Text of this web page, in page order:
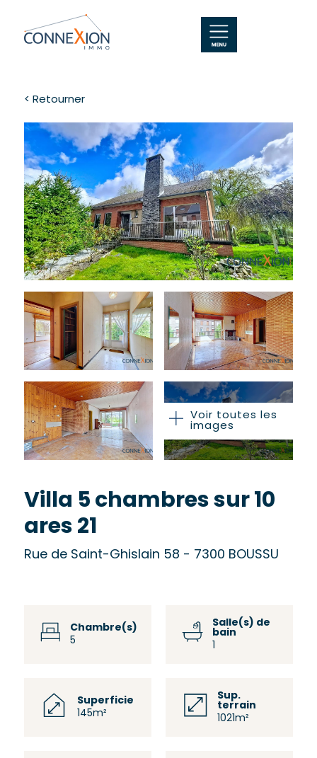
< Retourner
Voir toutes les
images
Villa 5 chambres sur 10
ares 21
Rue de Saint-Ghislain 58 - 7300 BOUSSU
Chambre(s)
5
Salle(s) de
bain
Superficie
145m²
Sup.
terrain
1021m²